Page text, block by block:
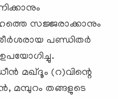
സജ്ജരാക്കാനും
പണ്ഡിതര്‍
മഖ്ദൂം (റ)വിന്റെ
മമ്പുറം തങ്ങളുടെ